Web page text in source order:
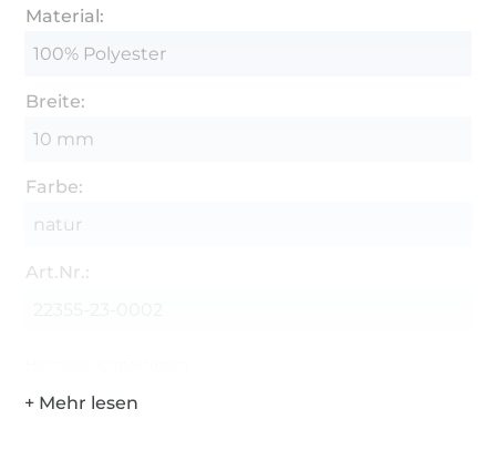
Material:
100% Polyester
Breite:
10 mm
Farbe:
natur
Art.Nr.: